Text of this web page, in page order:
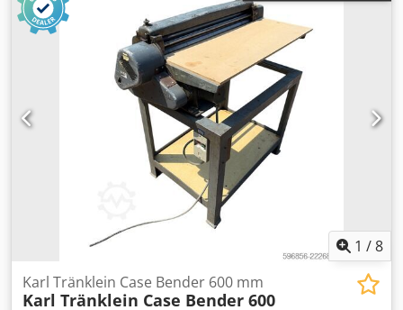
1 /8
Karl Tränklein Case Bender 600 mm
Karl Tränklein Case Bender 600